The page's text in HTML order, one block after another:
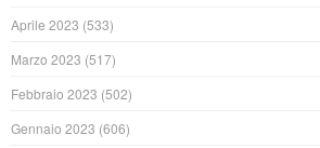
Aprile 2023 (533)
Marzo 2023 (517)
Febbraio 2023 (502)
Gennaio 2023 (606)